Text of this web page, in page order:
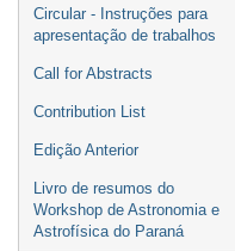
Circular - Instruções para
apresentação de trabalhos
Call for Abstracts
Contribution List
Edição Anterior
Livro de resumos do
Workshop de Astronomia e
Astrofísica do Paraná